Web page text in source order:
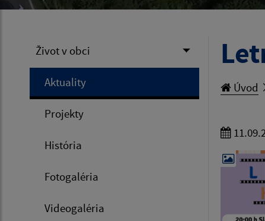
Život v obci
Aktuality
Projekty
História
Fotogaléria
Videogaléria
Úvod